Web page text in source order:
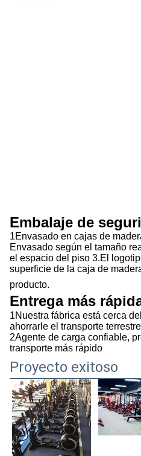
Embalaje de
1Envasado en cajas de
Envasado según el tamaño
el espacio del piso 3.El
superficie de la caja de
producto.
Entrega más
1Nuestra fábrica está cerca
ahorrarle el transporte
2Agente de carga confiable,
transporte más rápido
Proyecto exitoso